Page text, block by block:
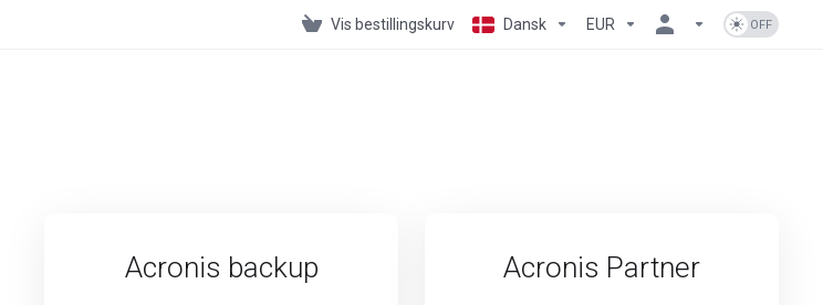
Vis bestillingskurv Dansk EUR
Acronis backup Acronis Partner